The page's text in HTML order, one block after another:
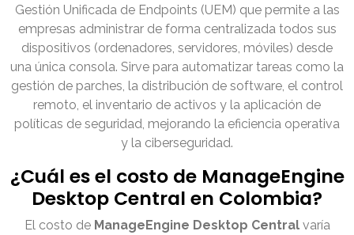
Gestión Unificada de Endpoints (UEM) que permite a las
empresas administrar de forma centralizada todos sus
dispositivos (ordenadores, servidores, móviles) desde
una única consola. Sirve para automatizar tareas como la
gestión de parches, la distribución de software, el control
remoto, el inventario de activos y la aplicación de
políticas de seguridad, mejorando la eficiencia operativa
y la ciberseguridad.
¿Cuál es el costo de ManageEngine
Desktop Central en Colombia?
El costo de ManageEngine Desktop Centralvaría